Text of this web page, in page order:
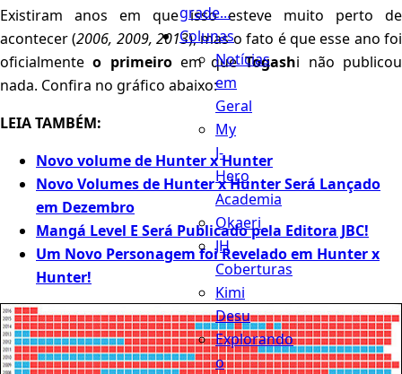
grade...
Colunas
Notícias
em
Geral
My
J-
Hero
Academia
Okaeri
JH
Coberturas
Kimi
Desu
Explorando
o
Existiram anos em que isso esteve muito perto de
acontecer (2006, 2009, 2013), mas o fato é que esse ano foi
oficialmenteo primeiroem queTogashi não publicou
nada. Confira no gráfico abaixo:
LEIA TAMBÉM:
Novo volume de Hunter x Hunter
Novo Volumes de Hunter x Hunter Será Lançado
em Dezembro
Mangá Level E Será Publicado pela Editora JBC!
Um Novo Personagem foi Revelado em Hunter x
Hunter!